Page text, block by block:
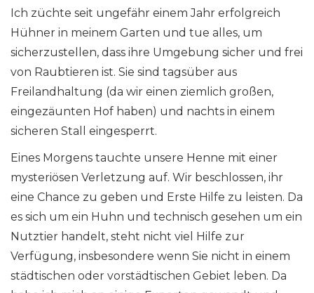
Ich züchte seit ungefähr einem Jahr erfolgreich
Hühner in meinem Garten und tue alles, um
sicherzustellen, dass ihre Umgebung sicher und frei
von Raubtieren ist. Sie sind tagsüber aus
Freilandhaltung (da wir einen ziemlich großen,
eingezäunten Hof haben) und nachts in einem
sicheren Stall eingesperrt.
Eines Morgens tauchte unsere Henne mit einer
mysteriösen Verletzung auf. Wir beschlossen, ihr
eine Chance zu geben und Erste Hilfe zu leisten. Da
es sich um ein Huhn und technisch gesehen um ein
Nutztier handelt, steht nicht viel Hilfe zur
Verfügung, insbesondere wenn Sie nicht in einem
städtischen oder vorstädtischen Gebiet leben. Da